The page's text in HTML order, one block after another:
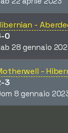
-
0
28 gennaio
-
3
8 gennaio